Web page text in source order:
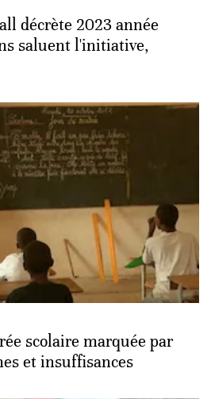
décrète 2023 année
saluent l'initiative,
scolaire marquée par
et insuffisances